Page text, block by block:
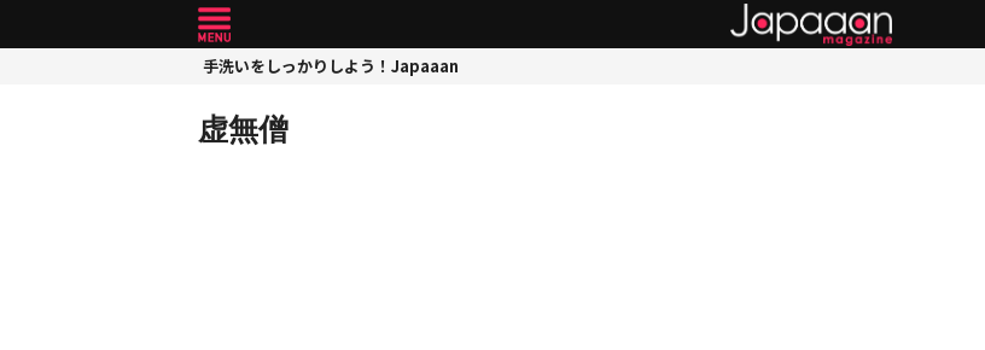
手洗いをしっかりしよう！Japaaan
虚無僧